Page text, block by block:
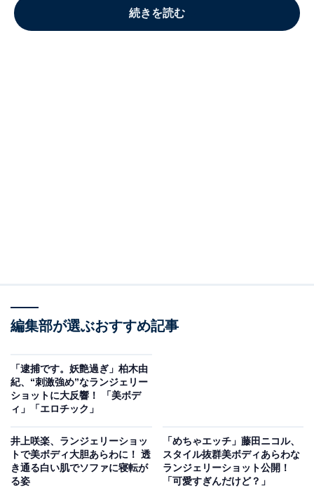
続きを読む
編集部が選ぶおすすめ記事
「逮捕です。妖艶過ぎ」柏木由
紀、“刺激強め”なランジェリー
ショットに大反響！ 「美ボデ
ィ」「エロチック」
井上咲楽、ランジェリーショッ
トで美ボディ大胆あらわに！ 透
き通る白い肌でソファに寝転が
る姿
「めちゃエッチ」藤田ニコル、
スタイル抜群美ボディあらわな
ランジェリーショット公開！
「可愛すぎんだけど？」